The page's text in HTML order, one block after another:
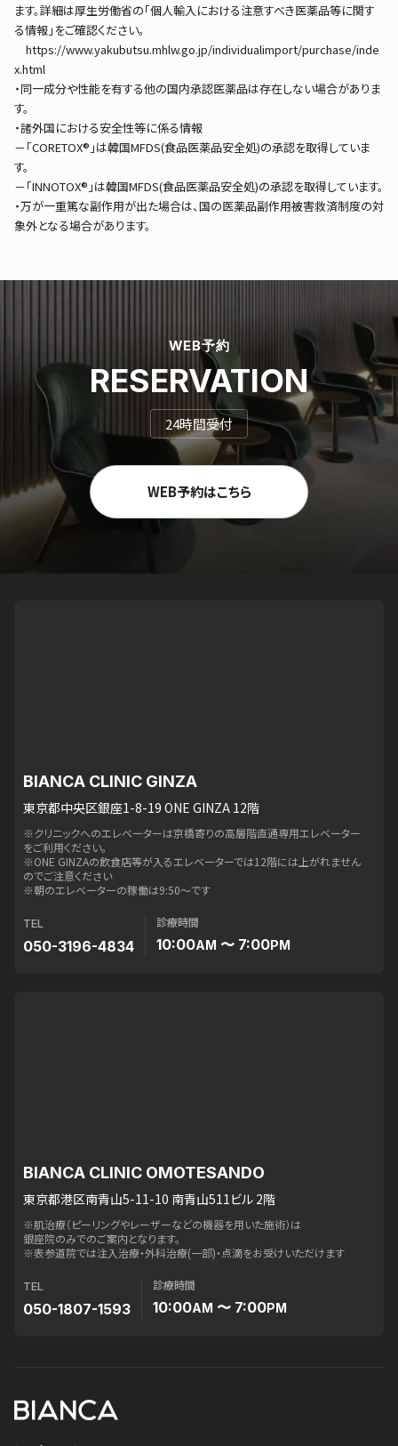
ます。詳細は厚生労働省の「個人輸入における注意すべき医薬品等に関す
る情報」をご確認ください。
https://www.yakubutsu.mhlw.go.jp/individualimport/purchase/inde
x.html
・同一成分や性能を有する他の国内承認医薬品は存在しない場合がありま
す。
・諸外国における安全性等に係る情報
－「CORETOX®」は韓国MFDS(食品医薬品安全処)の承認を取得していま
す。
－「INNOTOX®」は韓国MFDS(食品医薬品安全処)の承認を取得しています。
・万が一重篤な副作用が出た場合は、国の医薬品副作用被害救済制度の対
象外となる場合があります。
WEB予約
RESERVATION
24時間受付
WEB予約はこちら
BIANCA CLINIC GINZA
東京都中央区銀座1-8-19 ONE GINZA 12階
※クリニックへのエレベーターは京橋寄りの高層階直通専用エレベーター
をご利用ください。
※ONE GINZAの飲食店等が入るエレベーターでは12階には上がれません
のでご注意ください
※朝のエレベーターの稼働は9:50〜です
TEL
050-3196-4834
診療時間
10:00AM 〜 7:00PM
BIANCA CLINIC OMOTESANDO
東京都港区南青山5-11-10 南青山511ビル 2階
※肌治療（ピーリングやレーザーなどの機器を用いた施術）は
銀座院のみでのご案内となります。
※表参道院では注入治療・外科治療(一部)・点滴をお受けいただけます
TEL
050-1807-1593
診療時間
10:00AM 〜 7:00PM